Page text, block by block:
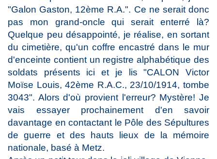
"Galon Gaston, 12ème R.A.". Ce ne serait donc
pas mon grand-oncle qui serait enterré là?
Quelque peu désappointé, je réalise, en sortant
du cimetière, qu'un coffre encastré dans le mur
d'enceinte contient un registre alphabétique des
soldats présents ici et je lis "CALON Victor
Moïse Louis, 42ème R.A.C., 23/10/1914, tombe
3043". Alors d'où provient l'erreur? Mystère! Je
vais essayer prochainement d'en savoir
davantage en contactant le Pôle des Sépultures
de guerre et des hauts lieux de la mémoire
nationale, basé à Metz.